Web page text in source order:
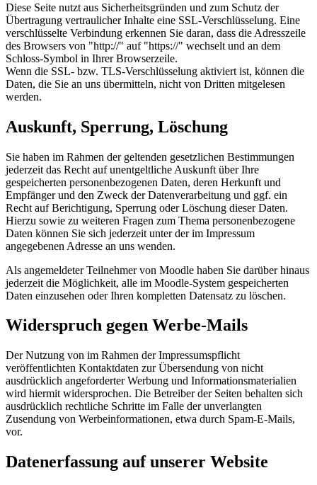
Diese Seite nutzt aus Sicherheitsgründen und zum Schutz der
Übertragung vertraulicher Inhalte eine SSL-Verschlüsselung. Eine
verschlüsselte Verbindung erkennen Sie daran, dass die Adresszeile
des Browsers von "http://" auf "https://" wechselt und an dem
Schloss-Symbol in Ihrer Browserzeile.
Wenn die SSL- bzw. TLS-Verschlüsselung aktiviert ist, können die
Daten, die Sie an uns übermitteln, nicht von Dritten mitgelesen
werden.
Auskunft, Sperrung, Löschung
Sie haben im Rahmen der geltenden gesetzlichen Bestimmungen
jederzeit das Recht auf unentgeltliche Auskunft über Ihre
gespeicherten personenbezogenen Daten, deren Herkunft und
Empfänger und den Zweck der Datenverarbeitung und ggf. ein
Recht auf Berichtigung, Sperrung oder Löschung dieser Daten.
Hierzu sowie zu weiteren Fragen zum Thema personenbezogene
Daten können Sie sich jederzeit unter der im Impressum
angegebenen Adresse an uns wenden.
Als angemeldeter Teilnehmer von Moodle haben Sie darüber hinaus
jederzeit die Möglichkeit, alle im Moodle-System gespeicherten
Daten einzusehen oder Ihren kompletten Datensatz zu löschen.
Widerspruch gegen Werbe-Mails
Der Nutzung von im Rahmen der Impressumspflicht
veröffentlichten Kontaktdaten zur Übersendung von nicht
ausdrücklich angeforderter Werbung und Informationsmaterialien
wird hiermit widersprochen. Die Betreiber der Seiten behalten sich
ausdrücklich rechtliche Schritte im Falle der unverlangten
Zusendung von Werbeinformationen, etwa durch Spam-E-Mails,
vor.
Datenerfassung auf unserer Website